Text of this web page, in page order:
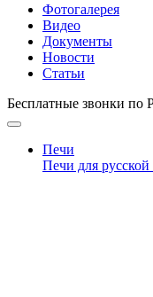
Фотогалерея
Видео
Документы
Новости
Статьи
Бесплатные звонки по
Печи
Печи для русской